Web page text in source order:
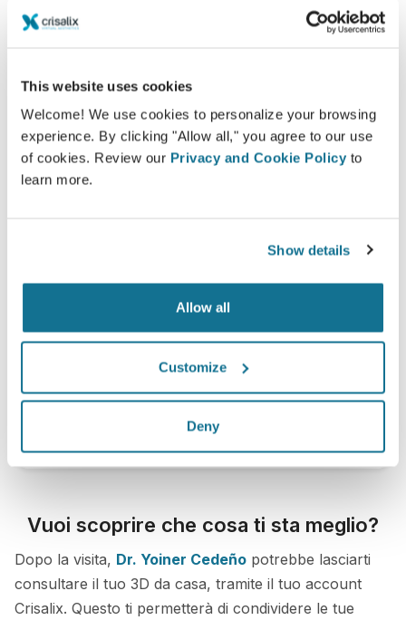
This website uses cookies
Welcome! We use cookies to personalize your browsing
experience. By clicking "Allow all," you agree to our use
of cookies. Review our Privacy and Cookie Policy to
learn more.
Show details
Allow all
Customize
Deny
o molto soddisfatto del risultato, se ha utilizzato
*Sondaggio online realizzato tra maggio 2010 e settembre
2011 con pazienti sottoposte ad una mastoplastica additiva
nello stesso periodo, in Svizzera.
Vuoi scoprire che cosa ti sta meglio?
Dopo la visita, Dr. Yoiner Cedeño potrebbe lasciarti
consultare il tuo 3D da casa, tramite il tuo account
Crisalix. Questo ti permetterà di condividere le tue